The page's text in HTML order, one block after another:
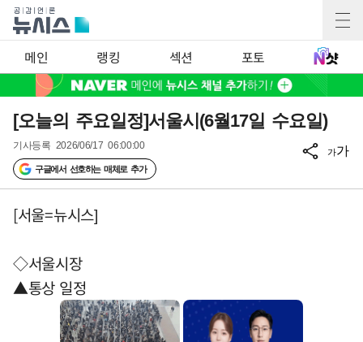
메인 랭킹 섹션 포토
[오늘의 주요일정]서울시(6월17일 수요일)
기사등록 2026/06/17 06:00:00
구글에서 선호하는 매체로 추가
가가
[서울=뉴시스]
◇서울시장
▲통상 일정